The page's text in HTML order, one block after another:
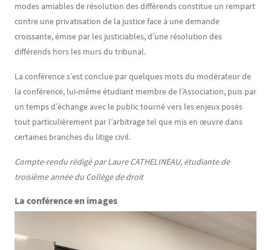
modes amiables de résolution des différends constitue un rempart
contre une privatisation de la justice face à une demande
croissante, émise par les justiciables, d’une résolution des
différends hors les murs du tribunal.
La conférence s’est conclue par quelques mots du modérateur de
la conférence, lui-même étudiant membre de l’Association, puis par
un temps d’échange avec le public tourné vers les enjeux posés
tout particulièrement par l’arbitrage tel que mis en œuvre dans
certaines branches du litige civil.
Compte-rendu rédigé par Laure CATHELINEAU, étudiante de
troisième année du Collège de droit
La conférence en images